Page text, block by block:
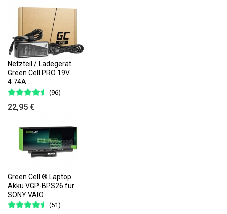
Netzteil / Ladegerät
Green Cell PRO 19V
4.74A..
(96)
22,95 €
Green Cell ® Laptop
Akku VGP-BPS26 für
SONY VAIO..
(51)